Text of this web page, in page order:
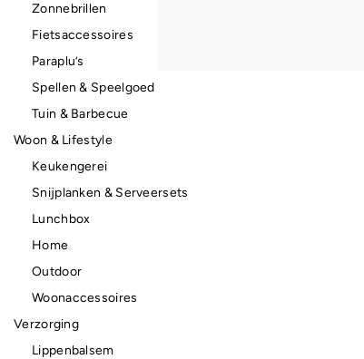
Zonnebrillen
Fietsaccessoires
Paraplu’s
Spellen & Speelgoed
Tuin & Barbecue
Woon & Lifestyle
Keukengerei
Snijplanken & Serveersets
Lunchbox
Home
Outdoor
Woonaccessoires
Verzorging
Lippenbalsem